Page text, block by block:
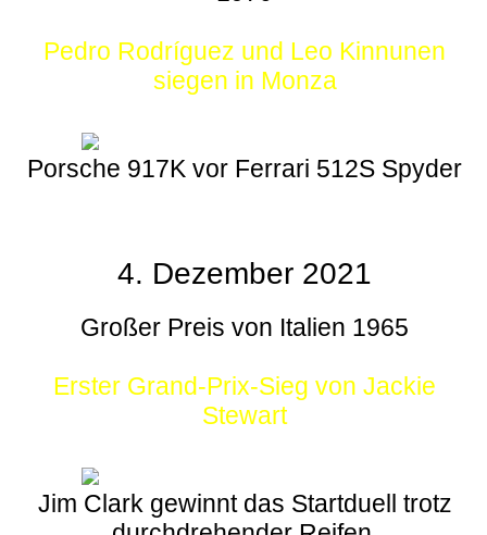
Pedro Rodríguez und Leo Kinnunen
siegen in Monza
Porsche 917K vor Ferrari 512S Spyder
4. Dezember 2021
Großer Preis von Italien 1965
Erster Grand-Prix-Sieg von Jackie
Stewart
Jim Clark gewinnt das Startduell trotz